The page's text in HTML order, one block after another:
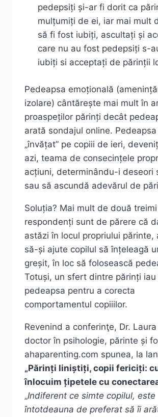
pedepsiți și-ar fi dorit ca
mulțumiți de ei, iar mai mult
să fi fost iubiți, ascultați și
care nu au fost pedepsiți s-
iubiți si acceptați de părinții
Pedeapsa emoțională
izolare) cântărește mai mult în
proaspeților părinți decât
arată sondajul online.
„învățat” pe copiii de ieri,
azi, teama de consecințele
acțiuni, determinându-i deseori
sau să ascundă adevărul de
Soluția? Mai mult de două
respondenți sunt de părere că
astăzi în locul propriului părinte,
să-și ajute copilul să înțeleagă
greșit, în loc să folosească
Totuși, un sfert dintre părinți iau
pedeapsa pentru a corecta
comportamentul copiiilor.
Revenind a conferinţe, Dr.
doctor în psihologie, părinte și
ahaparenting.com spunea, la
„Părinți liniștiți, copii fericiți:
înlocuim țipetele cu
„Indiferent ce simte copilul, este
întotdeauna de preferat să îi